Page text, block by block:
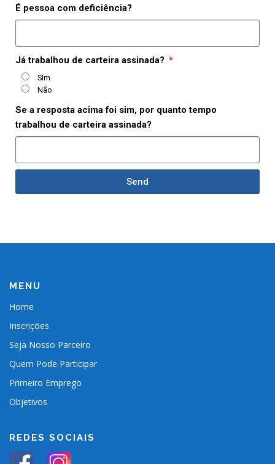
É pessoa com deficiência?
Já trabalhou de carteira assinada?
SIm
Não
Se a resposta acima foi sim, por quanto tempo
trabalhou de carteira assinada?
Send
MENU
Home
Inscrições
Seja Nosso Parceiro
Quem Pode Participar
Primeiro Emprego
Objetivos
REDES SOCIAIS